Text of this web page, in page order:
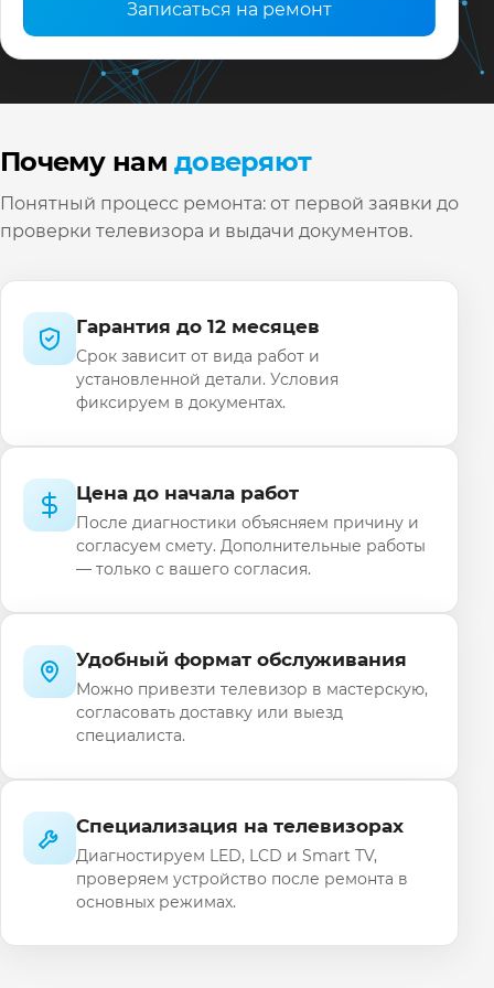
Записаться на ремонт
Почему намдоверяют
Понятный процесс ремонта: от первой заявки до
проверки телевизора и выдачи документов.
Гарантия до 12 месяцев
Срок зависит от вида работ и
установленной детали. Условия
фиксируем в документах.
Цена до начала работ
После диагностики объясняем причину и
согласуем смету. Дополнительные работы
— только с вашего согласия.
Удобный формат обслуживания
Можно привезти телевизор в мастерскую,
согласовать доставку или выезд
специалиста.
Специализация на телевизорах
Диагностируем LED, LCD и Smart TV,
проверяем устройство после ремонта в
основных режимах.